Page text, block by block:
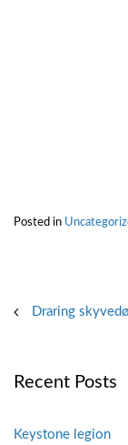
Posted in
PostDraring
Recent Posts
Keystone legion